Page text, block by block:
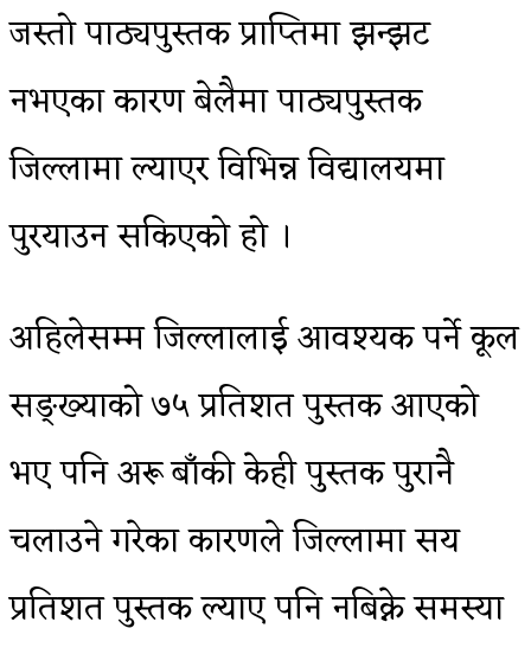
जस्तो पाठ्यपुस्तक प्राप्तिमा झन्झट
नभएका कारण बेलैमा पाठ्यपुस्तक
जिल्लामा ल्याएर विभिन्न विद्यालयमा
पुरयाउन सकिएको हो ।
अहिलेसम्म जिल्लालाई आवश्यक पर्ने कूल
सङ्ख्याको ७५ प्रतिशत पुस्तक आएको
भए पनि अरू बाँकी केही पुस्तक पुरानै
चलाउने गरेका कारणले जिल्लामा सय
प्रतिशत पुस्तक ल्याए पनि नबिक्ने समस्या